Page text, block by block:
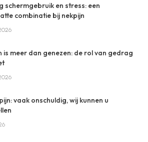
schermgebruik en stress: een
combinatie bij nekpijn
is meer dan genezen: de rol van gedrag
vaak onschuldig, wij kunnen u